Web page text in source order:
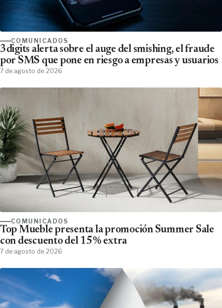
COMUNICADOS
3digits alerta sobre el auge del smishing, el fraude
por SMS que pone en riesgo a empresas y usuarios
7 de agosto de 2026
COMUNICADOS
Top Mueble presenta la promoción Summer Sale
con descuento del 15% extra
7 de agosto de 2026